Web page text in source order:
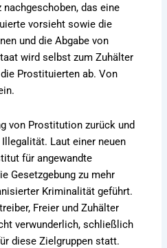
das eine
vorsieht sowie die
und die Abgabe von
wird selbst zum Zuhälter
Prostituierten ab. Von
von Prostitution zurück und
Laut einer neuen
für angewandte
Gesetzgebung zu mehr
Kriminalität geführt.
Freier und Zuhälter
verwunderlich, schließlich
diese Zielgruppen statt.